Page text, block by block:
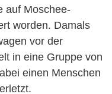
auf Moschee-
worden. Damals
vor der
in eine Gruppe von
einen Menschen